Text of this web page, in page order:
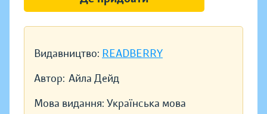
Видавництво: READBERRY
Автор: Айла Дейд
Мова видання: Українська мова